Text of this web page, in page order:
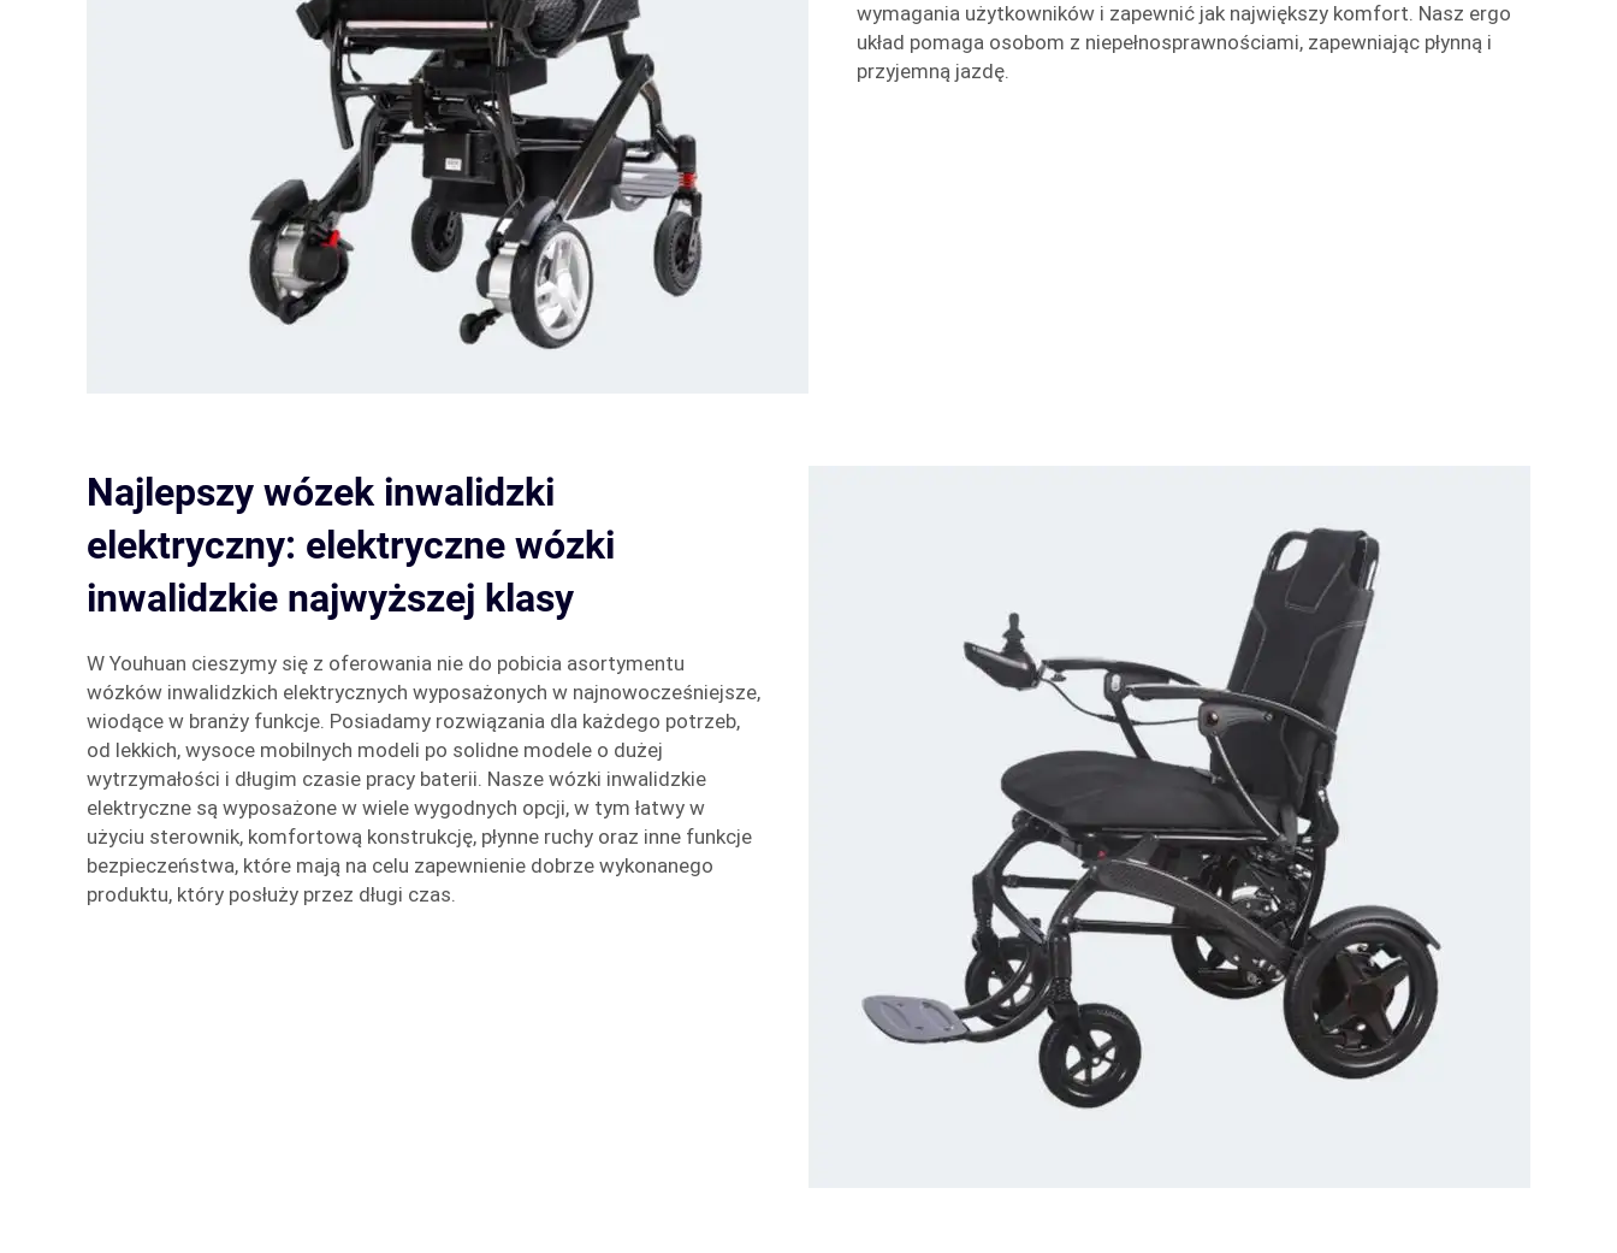
wymagania użytkowników i zapewnić jak największy komfort. Nasz ergo
układ pomaga osobom z niepełnosprawnościami, zapewniając płynną i
przyjemną jazdę.
Najlepszy wózek inwalidzki
elektryczny: elektryczne wózki
inwalidzkie najwyższej klasy
W Youhuan cieszymy się z oferowania nie do pobicia asortymentu
wózków inwalidzkich elektrycznych wyposażonych w najnowocześniejsze,
wiodące w branży funkcje. Posiadamy rozwiązania dla każdego potrzeb,
od lekkich, wysoce mobilnych modeli po solidne modele o dużej
wytrzymałości i długim czasie pracy baterii. Nasze wózki inwalidzkie
elektryczne są wyposażone w wiele wygodnych opcji, w tym łatwy w
użyciu sterownik, komfortową konstrukcję, płynne ruchy oraz inne funkcje
bezpieczeństwa, które mają na celu zapewnienie dobrze wykonanego
produktu, który posłuży przez długi czas.